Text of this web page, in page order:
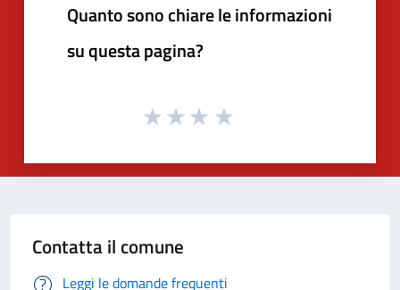
Quanto sono chiare le informazioni
su questa pagina?
Contatta il comune
Leggi le domande frequenti